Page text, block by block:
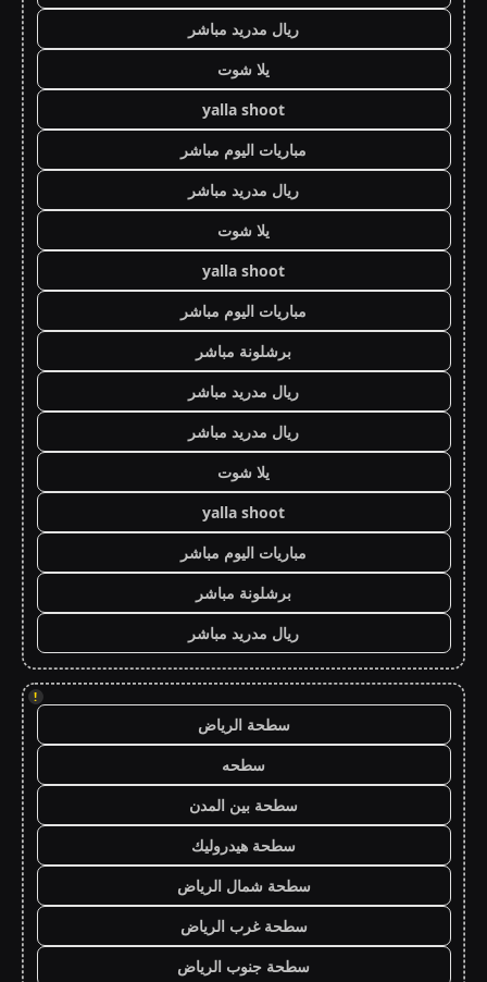
ريال مدريد مباشر
يلا شوت
yalla shoot
مباريات اليوم مباشر
ريال مدريد مباشر
يلا شوت
yalla shoot
مباريات اليوم مباشر
برشلونة مباشر
ريال مدريد مباشر
ريال مدريد مباشر
يلا شوت
yalla shoot
مباريات اليوم مباشر
برشلونة مباشر
ريال مدريد مباشر
!
سطحة الرياض
سطحه
سطحة بين المدن
سطحة هيدروليك
سطحة شمال الرياض
سطحة غرب الرياض
سطحة جنوب الرياض